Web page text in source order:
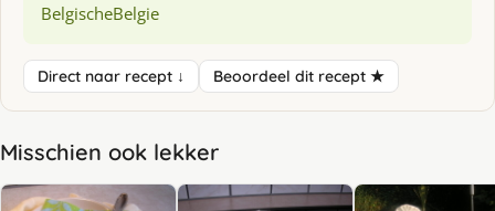
BelgischeBelgie
Direct naar recept ↓ Beoordeel dit recept ★
Misschien ook lekker